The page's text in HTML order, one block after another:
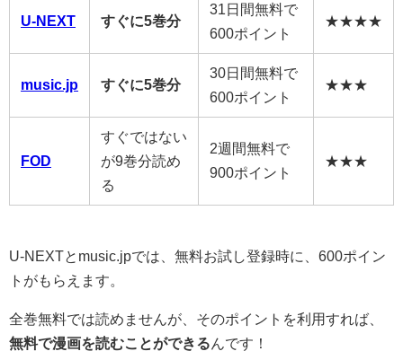
U-NEXT すぐに5巻分
31日間無料で
600ポイント
★★★★
music.jp すぐに5巻分
30日間無料で
600ポイント
★★★
FOD
すぐではない
が9巻分読め
る
2週間無料で
900ポイント
★★★
U-NEXTとmusic.jpでは、無料お試し登録時に、600ポイン
トがもらえます。
全巻無料では読めませんが、そのポイントを利用すれば、
無料で漫画を読むことができるんです！